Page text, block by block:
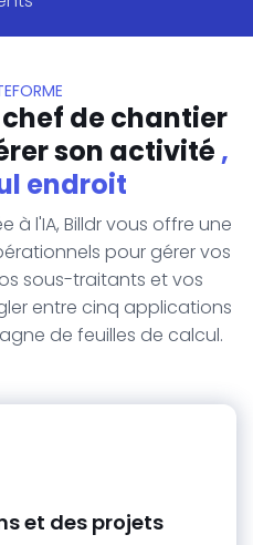
de chantier
son activité ,
endroit
à l'IA, Billdr vous offre une
pour gérer vos
sous-traitants et vos
entre cinq applications
de feuilles de calcul.
et des projets